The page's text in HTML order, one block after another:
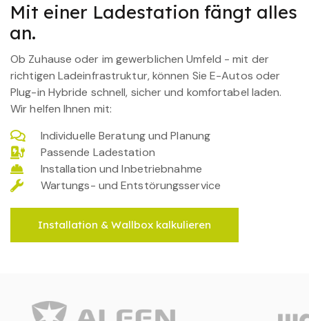
Mit einer Ladestation fängt alles
an.
Ob Zuhause oder im gewerblichen Umfeld - mit der
richtigen Ladeinfrastruktur, können Sie E-Autos oder
Plug-in Hybride schnell, sicher und komfortabel laden.
Wir helfen Ihnen mit:
Individuelle Beratung und Planung
Passende Ladestation
Installation und Inbetriebnahme
Wartungs- und Entstörungsservice
Installation & Wallbox kalkulieren